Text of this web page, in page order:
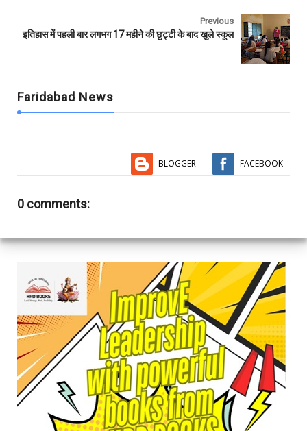
Previous
इतिहास में पहली बार लगभग 17 महीने की छुट्टी के बाद खुले स्कूल
Faridabad News
BLOGGER FACEBOOK
0 comments: